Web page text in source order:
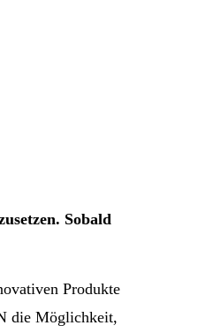
Sobald
Produkte
die Möglichkeit,